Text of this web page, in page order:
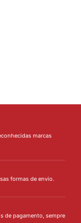
marcas
formas de envio.
de pagamento, sempre